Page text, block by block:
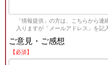
「情報提供」の方は、こちらから
入りますが「メールアドレス」を記
ご意見・ご感想
【必須】